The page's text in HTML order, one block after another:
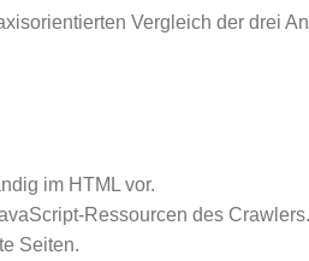
Vergleich der drei
im HTML vor.
Ressourcen des Crawlers.
Seiten.